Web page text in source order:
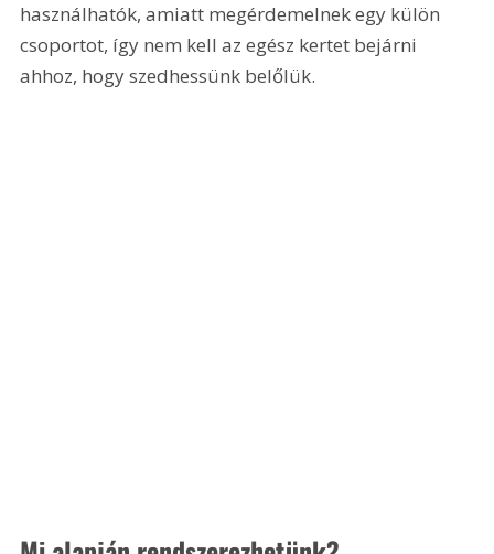
használhatók, amiatt megérdemelnek egy külön
csoportot, így nem kell az egész kertet bejárni
ahhoz, hogy szedhessünk belőlük.